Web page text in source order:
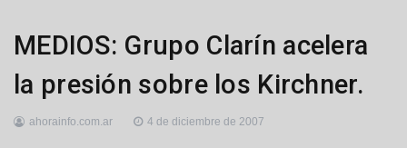
Nacionales
MEDIOS: Grupo Clarín acelera
la presión sobre los Kirchner.
ahorainfo.com.ar 4 de diciembre de 2007